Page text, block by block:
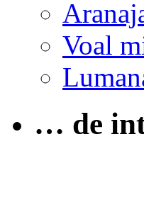
Voal
… de